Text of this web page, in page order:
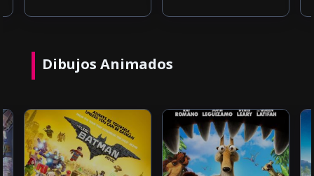
Dibujos Animados